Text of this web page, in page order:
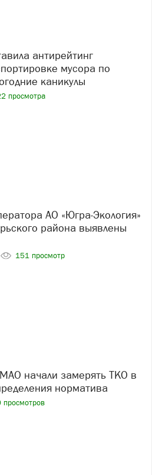
мусора по
каникулы
просмотра
района выявлены
151 просмотр
норматива
просмотров